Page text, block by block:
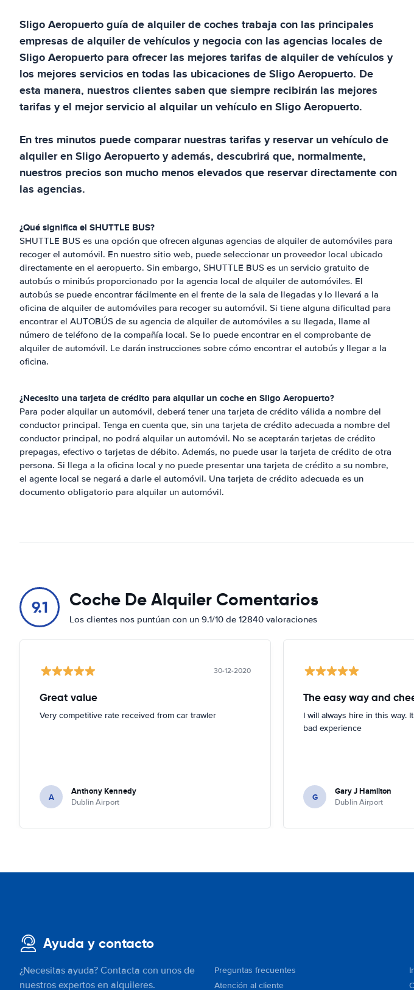
Sligo Aeropuertoguía de alquiler de coches trabaja con las principales
empresas de alquiler de vehículos y negocia con las agencias locales de
Sligo Aeropuerto para ofrecer las mejores tarifas de alquiler de vehículos y
los mejores servicios en todas las ubicaciones deSligo Aeropuerto. De
esta manera, nuestros clientes saben que siempre recibirán las mejores
tarifas y el mejor servicio al alquilar un vehículo enSligo Aeropuerto.
En tres minutos puede comparar nuestras tarifas y reservar un vehículo de
alquiler enSligo Aeropuertoy además, descubrirá que, normalmente,
nuestros precios son mucho menos elevados que reservar directamente con
las agencias.
¿Qué significa el SHUTTLE BUS?
SHUTTLE BUS es una opción que ofrecen algunas agencias de alquiler de automóviles para
recoger el automóvil. En nuestro sitio web, puede seleccionar un proveedor local ubicado
directamente en el aeropuerto. Sin embargo, SHUTTLE BUS es un servicio gratuito de
autobús o minibús proporcionado por la agencia local de alquiler de automóviles. El
autobús se puede encontrar fácilmente en el frente de la sala de llegadas y lo llevará a la
oficina de alquiler de automóviles para recoger su automóvil. Si tiene alguna dificultad para
encontrar el AUTOBÚS de su agencia de alquiler de automóviles a su llegada, llame al
número de teléfono de la compañía local. Se lo puede encontrar en el comprobante de
alquiler de automóvil. Le darán instrucciones sobre cómo encontrar el autobús y llegar a la
oficina.
¿Necesito una tarjeta de crédito para alquilar un coche en Sligo Aeropuerto?
Para poder alquilar un automóvil, deberá tener una tarjeta de crédito válida a nombre del
conductor principal. Tenga en cuenta que, sin una tarjeta de crédito adecuada a nombre del
conductor principal, no podrá alquilar un automóvil. No se aceptarán tarjetas de crédito
prepagas, efectivo o tarjetas de débito. Además, no puede usar la tarjeta de crédito de otra
persona. Si llega a la oficina local y no puede presentar una tarjeta de crédito a su nombre,
el agente local se negará a darle el automóvil. Una tarjeta de crédito adecuada es un
documento obligatorio para alquilar un automóvil.
9.1 Coche De Alquiler Comentarios
Los clientes nos puntúan con un 9.1/10 de 12840 valoraciones
30-12-2020
Great value
Very competitive rate received from car trawler
A Anthony Kennedy
Dublin Airport
I will always hire in this way.
bad experience
G Gary J Hamilton
Dublin Airport
Ayuda y contacto
¿Necesitas ayuda? Contacta con unos de
nuestros expertos en alquileres.
Preguntas frecuentes
Atención al cliente